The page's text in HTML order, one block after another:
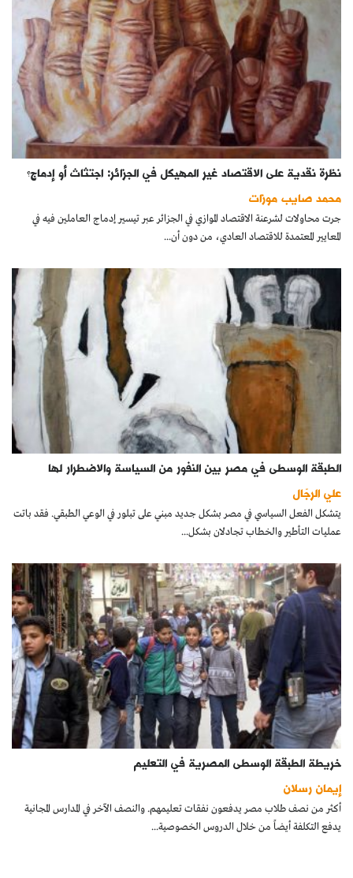
نظرة نقدية على الاقتصاد غير المهيكل في الجزائر: اجتثاث أو إدماج؟
محمد صايب موزات
جرت محاولات لشرعنة الاقتصاد الموازي في الجزائر عبر تيسير إدماج العاملين فيه في
المعايير المعتمدة للاقتصاد العادي، من دون أن...
الطبقة الوسطى في مصر بين النفور من السياسة والاضطرار لها
علي الرجّال
يتشكل الفعل السياسي في مصر بشكل جديد مبني على تبلور في الوعي الطبقي. فقد باتت
عمليات التأطير والخطاب تجادلان بشكل...
خريطة الطبقة الوسطى المصرية في التعليم
إيمان رسلان
أكثر من نصف طلاب مصر يدفعون نفقات تعليمهم. والنصف الآخر في المدارس المجانية
يدفع التكلفة أيضاً من خلال الدروس الخصوصية...